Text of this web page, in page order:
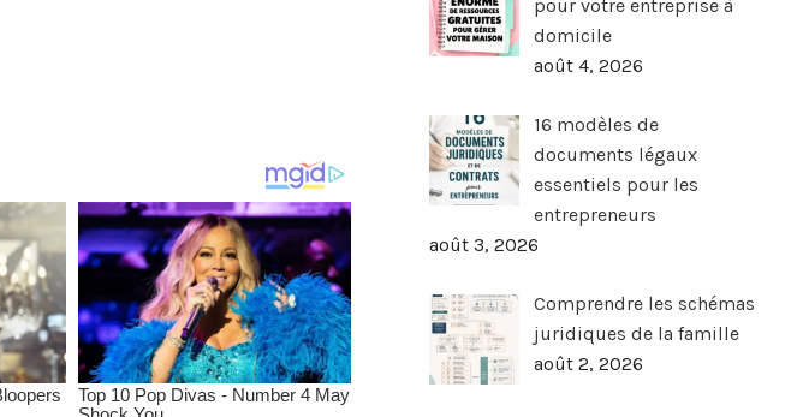
pour votre entreprise à
domicile
août 4, 2026
16 modèles de
documents légaux
essentiels pour les
entrepreneurs
août 3, 2026
Comprendre les schémas
juridiques de la famille
août 2, 2026